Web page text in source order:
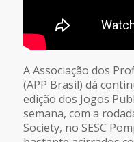
A Associação dos
(APP Brasil) dá
edição dos Jogos
semana, com a
Society, no SESC